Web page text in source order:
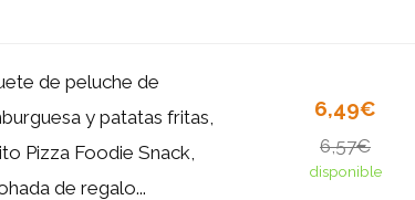
de peluche de
y patatas fritas,
Pizza Foodie Snack,
de regalo...
6,49€
6,57€
disponible